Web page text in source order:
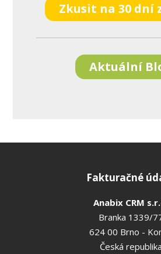
Zkusit na 30 dní
Aktuální
Fakturačné
Anabix CRM
Branka 1339/
624 00 Brno -
Česká republika